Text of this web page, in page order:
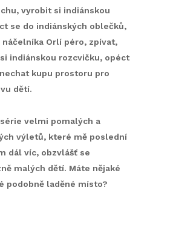
vyrobit si indiánskou
se do indiánských oblečků,
Orlí péro, zpívat,
indiánskou rozcvičku, opéct
kupu prostoru pro
dětí.
velmi pomalých a
výletů, které mě poslední
dál víc, obzvlášť se
malých dětí. Máte nějaké
podobně laděné místo?